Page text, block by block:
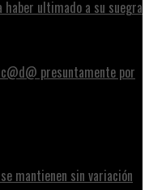
haber ultimado a su suegra
presuntamente por
mantienen sin variación